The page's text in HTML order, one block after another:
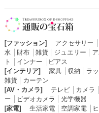
[ファッション] アクセサリー
水
財布│ 雑貨│ ジュエリー
ト
インナー
ピアス
[インテリア]
家具│ 収納 ラ
雑貨│ カーテン
[AV・カメラ]
テレビ│ カメラ
ー
ビデオカメラ
光学機器
[家電]
生活家電│ 空調家電│